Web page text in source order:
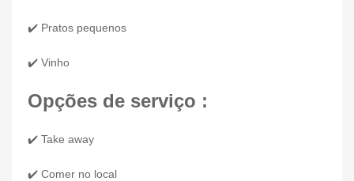
✔️ Pratos pequenos
✔️ Vinho
Opções de serviço :
✔️ Take away
✔️ Comer no local